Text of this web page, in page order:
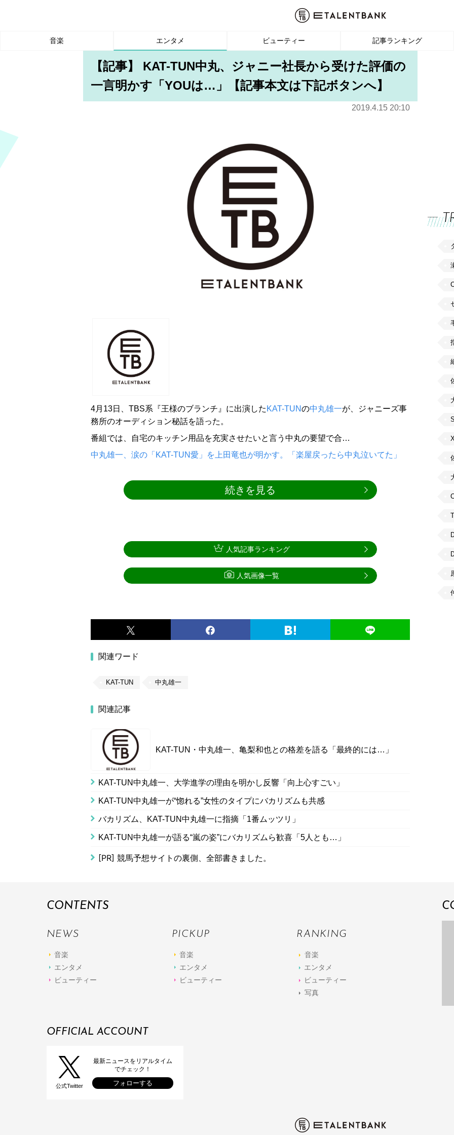
音楽 エンタメ ビューティー 記事ランキング
【記事】 KAT-TUN中丸、ジャニー社長から受けた評価の
一言明かす「YOUは…」【記事本文は下記ボタンへ】
2019.4.15 20:10
4月13日、TBS系『王様のブランチ』に出演した KAT-TUNの中丸雄一が、ジャニーズ事
務所のオーディション秘話を語った。
番組では、自宅のキッチン用品を充実させたいと言う中丸の要望で合…
中丸雄一、涙の「KAT-TUN愛」を上田竜也が明かす。「楽屋戻ったら中丸泣いてた」
続きを見る
関連ワード
KAT-TUN 中丸雄一
関連記事
KAT-TUN・中丸雄一、亀梨和也との格差を語る「最終的には…」
KAT-TUN中丸雄一、大学進学の理由を明かし反響「向上心すごい」
KAT-TUN中丸雄一が“惚れる”女性のタイプにバカリズムも共感
バカリズム、KAT-TUN中丸雄一に指摘「1番ムッツリ」
KAT-TUN中丸雄一が語る“嵐の姿”にバカリズムら歓喜「5人とも…」
[PR] 競馬予想サイトの裏側、全部書きました。
人気記事ランキング
人気画像一覧
CONTENTS
NEWS
音楽
エンタメ
ビューティー
PICKUP
音楽
エンタメ
ビューティー
RANKING
音楽
エンタメ
ビューティー
写真
OFFICIAL ACCOUNT
公式Twitter
最新ニュースをリアルタイム
でチェック！
フォローする